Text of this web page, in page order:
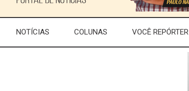
NOTÍCIAS COLUNAS VOCÊ REPÓRTER